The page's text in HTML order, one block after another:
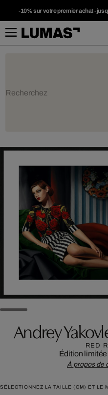
-10% sur votre premier achat -
Andrey
RED
Édition limitée
À propos de
SÉLECTIONNEZ LA TAILLE (CM) ET LE